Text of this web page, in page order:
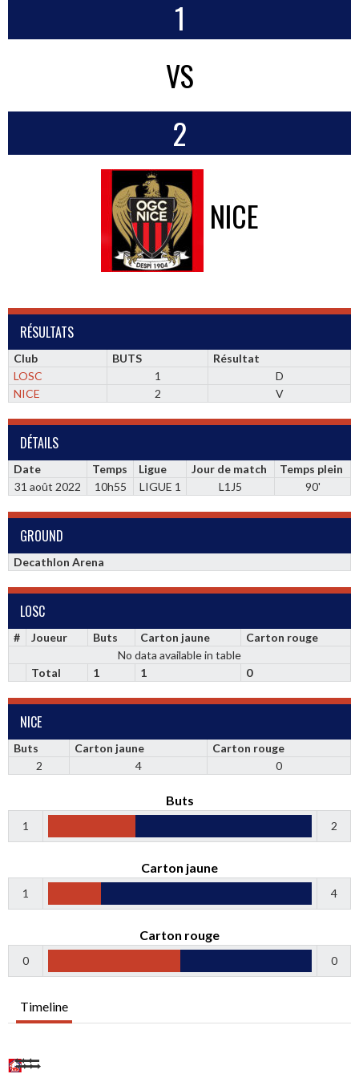
1
VS
2
NICE
RÉSULTATS
Club BUTS
Résultat
LOSC
1
D
NICE
2 V
DÉTAILS
Date Temps Ligue Jour de match
Temps plein
31 août 2022
10h55 LIGUE 1 L1J5 90'
GROUND
Decathlon Arena
LOSC
# Joueur Buts Carton jaune
Carton rouge
No data available in table
Total
1 1 0
NICE
Buts Carton jaune
Carton rouge
2
4 0
Buts
1 2
Carton jaune
1 4
Carton rouge
0 0
Timeline